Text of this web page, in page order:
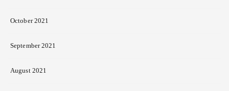
October 2021
September 2021
August 2021